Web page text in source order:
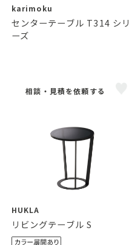
karimoku
センターテーブル T314 シリ
ーズ
相談・見積を依頼する
HUKLA
リビングテーブル S